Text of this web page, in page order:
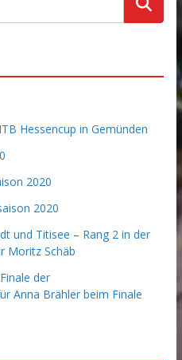
Hessencup in Gemünden
2020
2020
und Titisee – Rang 2 in der
Moritz Schäb
der
Anna Brähler beim Finale